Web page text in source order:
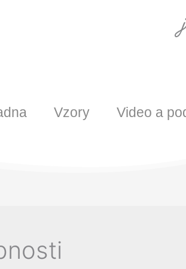
Vzory Video a